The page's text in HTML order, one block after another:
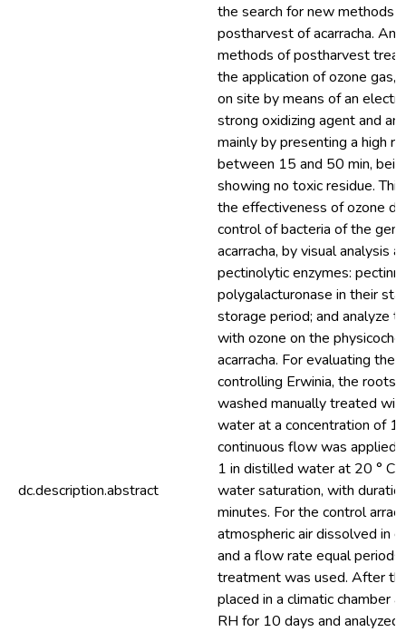
dc.description.abstract
the search for new methods
postharvest of acarracha.
methods of postharvest
the application of ozone gas,
on site by means of an
strong oxidizing agent and
mainly by presenting a high
between 15 and 50 min,
showing no toxic residue.
the effectiveness of ozone
control of bacteria of the
acarracha, by visual analysis
pectinolytic enzymes:
polygalacturonase in their
storage period; and analyze
with ozone on the
acarracha. For evaluating the
controlling Erwinia, the roots
washed manually treated
water at a concentration of
continuous flow was
1 in distilled water at 20 ° C
water saturation, with
minutes. For the control
atmospheric air dissolved in
and a flow rate equal
treatment was used. After
placed in a climatic chamber
RH for 10 days and